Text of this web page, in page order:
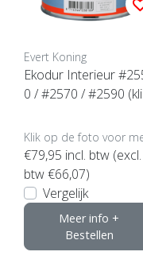
Evert Koning
Ekodur Interieur
0 / #2570 / #2590
aad)
€79,95 incl. btw (excl.
btw €66,07)
Vergelijk
Meer info +
Bestellen